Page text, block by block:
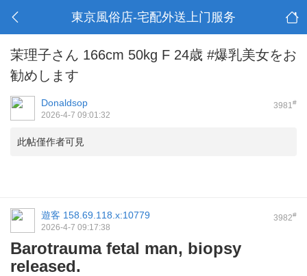
東京風俗店-宅配外送上门服务
茉理子さん 166cm 50kg F 24歳 #爆乳美女をお
勧めします
3981#
Donaldsop
2026-4-7 09:01:32
此帖僅作者可見
3982#
遊客 158.69.118.x:10779
2026-4-7 09:17:38
Barotrauma fetal man, biopsy
released.